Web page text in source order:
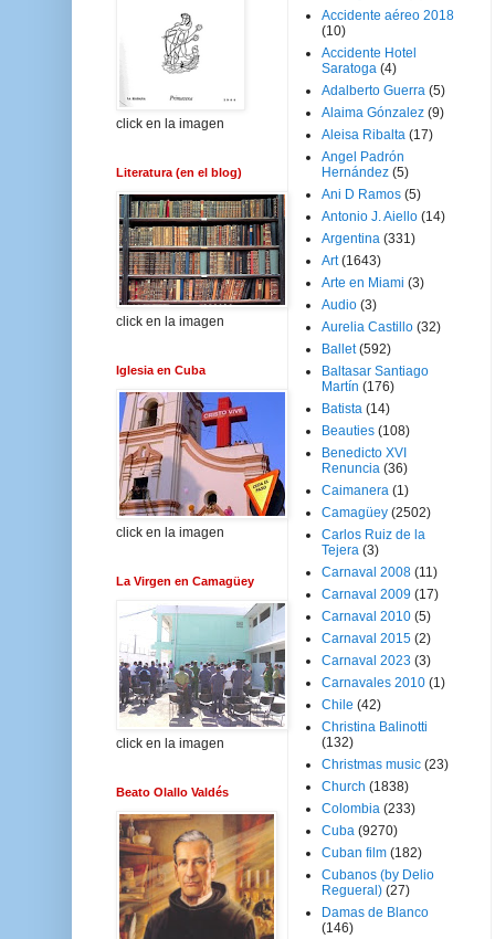
click en la imagen
Literatura (en el blog)
click en la imagen
Iglesia en Cuba
click en la imagen
La Virgen en Camagüey
click en la imagen
Beato Olallo Valdés
Accidente aéreo 2018
(10)
Accidente Hotel
Saratoga (4)
Adalberto Guerra (5)
Alaima Gónzalez (9)
Aleisa Ribalta (17)
Angel Padrón
Hernández (5)
Ani D Ramos (5)
Antonio J. Aiello (14)
Argentina (331)
Art (1643)
Arte en Miami (3)
Audio (3)
Aurelia Castillo (32)
Ballet (592)
Baltasar Santiago
Martín (176)
Batista (14)
Beauties (108)
Benedicto XVI
Renuncia (36)
Caimanera (1)
Camagüey (2502)
Carlos Ruiz de la
Tejera (3)
Carnaval 2008 (11)
Carnaval 2009 (17)
Carnaval 2010 (5)
Carnaval 2015 (2)
Carnaval 2023 (3)
Carnavales 2010 (1)
Chile (42)
Christina Balinotti
(132)
Christmas music (23)
Church (1838)
Colombia (233)
Cuba (9270)
Cuban film (182)
Cubanos (by Delio
Regueral) (27)
Damas de Blanco
(146)